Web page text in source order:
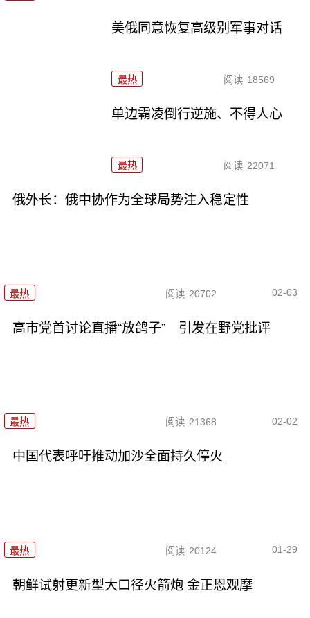
美俄同意恢复高级别军事对话
最热 阅读 18569
单边霸凌倒行逆施、不得人心
最热 阅读 22071
俄外长：俄中协作为全球局势注入稳定性
最热 阅读 20702 02-03
高市党首讨论直播“放鸽子” 引发在野党批评
最热 阅读 21368 02-02
中国代表呼吁推动加沙全面持久停火
最热 阅读 20124 01-29
朝鲜试射更新型大口径火箭炮 金正恩观摩